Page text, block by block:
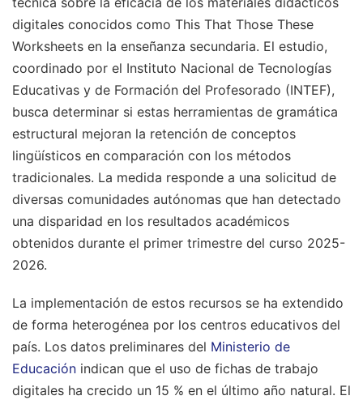
digitales conocidos como This That Those These
Worksheets en la enseñanza secundaria. El estudio,
coordinado por el Instituto Nacional de Tecnologías
Educativas y de Formación del Profesorado (INTEF),
busca determinar si estas herramientas de gramática
estructural mejoran la retención de conceptos
lingüísticos en comparación con los métodos
tradicionales. La medida responde a una solicitud de
diversas comunidades autónomas que han detectado
una disparidad en los resultados académicos
obtenidos durante el primer trimestre del curso 2025-
2026.
La implementación de estos recursos se ha extendido
de forma heterogénea por los centros educativos del
país. Los datos preliminares del Ministerio de
Educación indican que el uso de fichas de trabajo
digitales ha crecido un 15 % en el último año natural. El